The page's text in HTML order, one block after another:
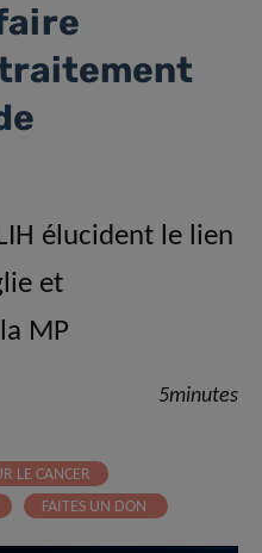
élucident le lien
et
MP
5minutes
LE CANCER
FAITES UN DON